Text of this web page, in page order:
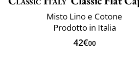
Misto Lino e Cotone
Prodotto in Italia
42€00